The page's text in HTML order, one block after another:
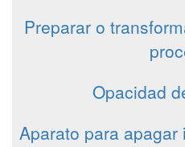
Preparar o
Opacidad
Aparato para